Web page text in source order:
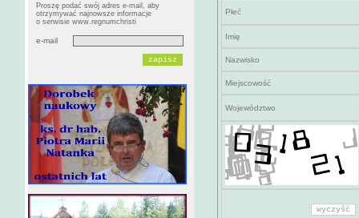
Proszę podać swój adres e-mail, aby
otrzymywać najnowsze informacje
o serwisie www.regnumchristi
e-mail
Płeć
Imię
Nazwisko
Miejscowość
Województwo